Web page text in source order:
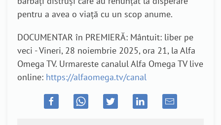
pentru a avea o viață cu un scop anume.
DOCUMENTAR în PREMIERĂ: Mântuit: liber pe
veci - Vineri, 28 noiembrie 2025, ora 21, la Alfa
Omega TV. Urmareste canalul Alfa Omega TV live
online: https://alfaomega.tv/canal